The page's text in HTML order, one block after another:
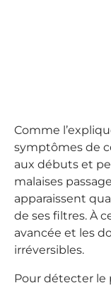
Comme
symptômes de
aux débuts et
malaises
apparaissent
de ses filtres. À
avancée et les
irréversibles.
Pour détecter le